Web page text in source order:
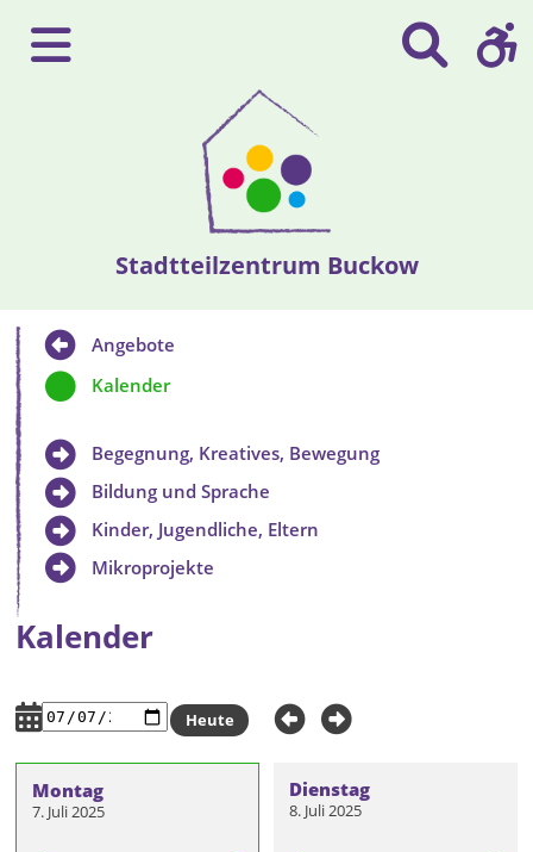
Stadtteilzentrum Buckow
Kalender
Montag
7. Juli 2025
Dienstag
8. Juli 2025
Heute
Angebote
Kalender
Begegnung, Kreatives, Bewegung
Bildung und Sprache
Kinder, Jugendliche, Eltern
Mikroprojekte